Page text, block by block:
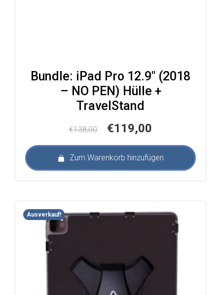
Bundle: iPad Pro 12.9″ (2018
– NO PEN) Hülle +
TravelStand
€138,00
Ursprünglicher
war:
€138,00
€119,00
ist:
€119,00.
Zum Warenkorb hinzufügen
Ausverkauf!